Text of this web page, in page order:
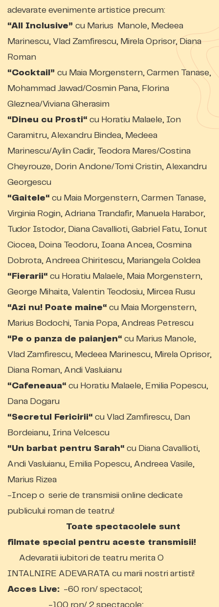
adevarate evenimente artistice precum:
“All Inclusive” cu Marius Manole, Medeea
Marinescu, Vlad Zamfirescu, Mirela Oprisor, Diana
Roman
“Cocktail” cu Maia Morgenstern, Carmen Tanase,
Mohammad Jawad/Cosmin Pana, Florina
Gleznea/Viviana Gherasim
“Dineu cu Prosti“ cu Horatiu Malaele, Ion
Caramitru, Alexandru Bindea, Medeea
Marinescu/Aylin Cadir, Teodora Mares/Costina
Cheyrouze, Dorin Andone/Tomi Cristin, Alexandru
Georgescu
“Gaitele“ cu Maia Morgenstern, Carmen Tanase,
Virginia Rogin, Adriana Trandafir, Manuela Harabor,
Tudor Istodor, Diana Cavallioti, Gabriel Fatu, Ionut
Ciocea, Doina Teodoru, Ioana Ancea, Cosmina
Dobrota, Andreea Chiritescu, Mariangela Coldea
“Fierarii“ cu Horatiu Malaele, Maia Morgenstern,
George Mihaita, Valentin Teodosiu, Mircea Rusu
“Azi nu! Poate maine“ cu Maia Morgenstern,
Marius Bodochi, Tania Popa, Andreas Petrescu
“Pe o panza de paianjen“ cu Marius Manole,
Vlad Zamfirescu, Medeea Marinescu, Mirela Oprisor,
Diana Roman, Andi Vasluianu
“Cafeneaua“ cu Horatiu Malaele, Emilia Popescu,
Dana Dogaru
“Secretul Fericirii“ cu Vlad Zamfirescu, Dan
Bordeianu, Irina Velcescu
“Un barbat pentru Sarah“ cu Diana Cavallioti,
Andi Vasluianu, Emilia Popescu, Andreea Vasile,
Marius Rizea
-Incep o serie de transmisii online dedicate
publicului roman de teatru!
Toate spectacolele sunt
filmate special pentru aceste transmisii!
Adevaratii iubitori de teatru merita O
INTALNIRE ADEVARATA cu marii nostri artisti!
Acces Live: -60 ron/ spectacol;